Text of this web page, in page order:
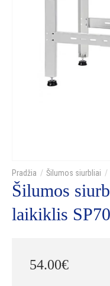
Šilumos siurbliai
Šilumos
laikiklis
54.00€